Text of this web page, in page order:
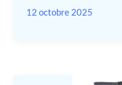
12 octobre 2025